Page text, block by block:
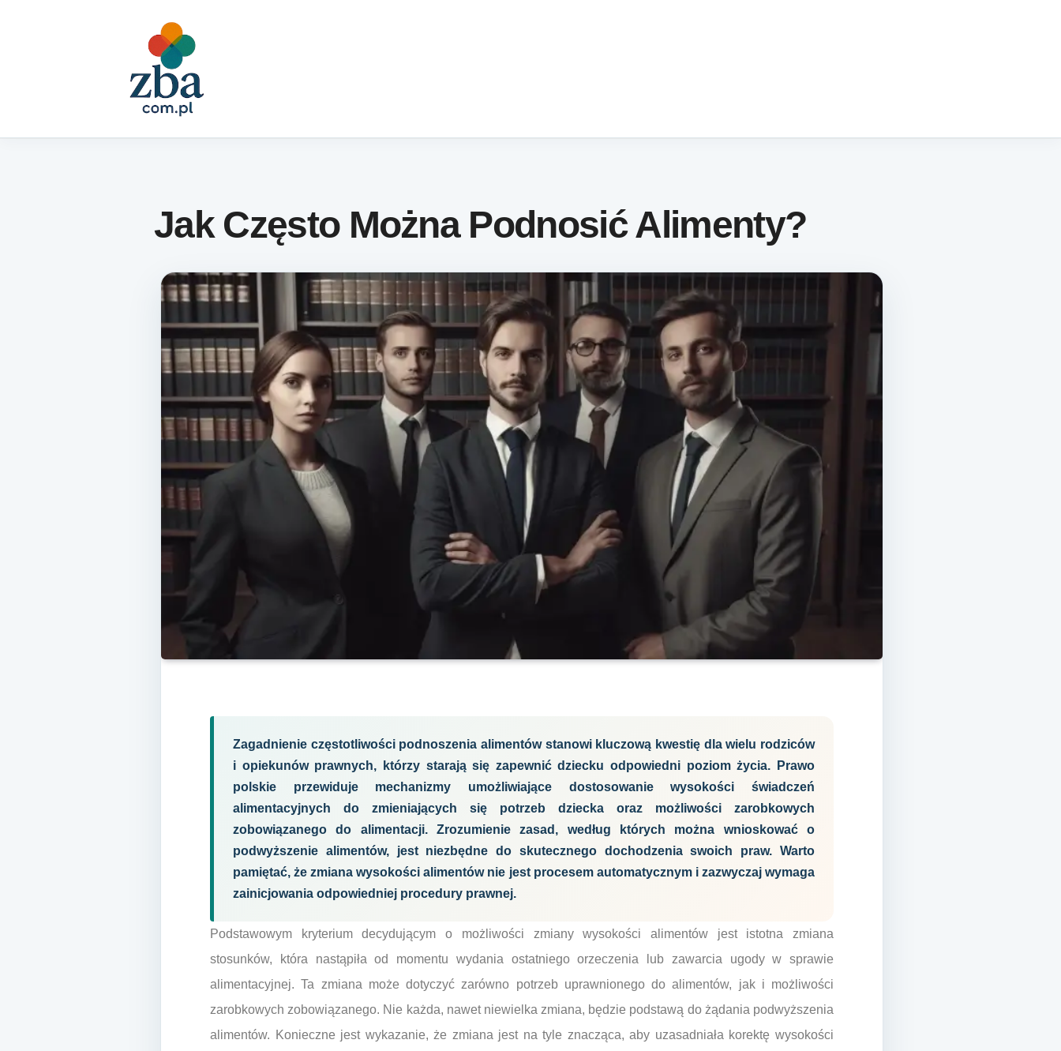
Jak Często Można Podnosić Alimenty?
Zagadnienie częstotliwości podnoszenia alimentów stanowi kluczową kwestię dla wielu rodziców
i opiekunów prawnych, którzy starają się zapewnić dziecku odpowiedni poziom życia. Prawo
polskie przewiduje mechanizmy umożliwiające dostosowanie wysokości świadczeń
alimentacyjnych do zmieniających się potrzeb dziecka oraz możliwości zarobkowych
zobowiązanego do alimentacji. Zrozumienie zasad, według których można wnioskować o
podwyższenie alimentów, jest niezbędne do skutecznego dochodzenia swoich praw. Warto
pamiętać, że zmiana wysokości alimentów nie jest procesem automatycznym i zazwyczaj wymaga
zainicjowania odpowiedniej procedury prawnej.
Podstawowym kryterium decydującym o możliwości zmiany wysokości alimentów jest istotna zmiana
stosunków, która nastąpiła od momentu wydania ostatniego orzeczenia lub zawarcia ugody w sprawie
alimentacyjnej. Ta zmiana może dotyczyć zarówno potrzeb uprawnionego do alimentów, jak i możliwości
zarobkowych zobowiązanego. Nie każda, nawet niewielka zmiana, będzie podstawą do żądania podwyższenia
alimentów. Konieczne jest wykazanie, że zmiana jest na tyle znacząca, aby uzasadniała korektę wysokości